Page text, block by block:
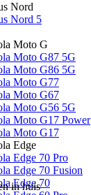
Nord
Nord 5
Moto G
Moto G87 5G
Moto G86 5G
Moto G77
Moto G67
Moto G56 5G
Moto G17 Power
Moto G17
Edge
Edge 70 Pro
Edge 70 Fusion
Edge 70
in huis